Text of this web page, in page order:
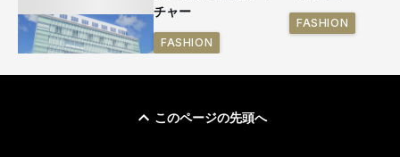
チャー
FASHION
FASHION
このページの先頭へ